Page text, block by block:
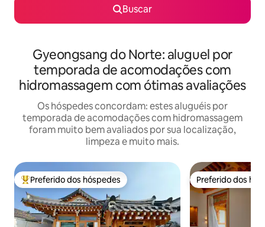
Buscar
Gyeongsang do Norte: aluguel por
temporada de acomodações com
hidromassagem com ótimas avaliações
Os hóspedes concordam: estes aluguéis por
temporada de acomodações com hidromassagem
foram muito bem avaliados por sua localização,
limpeza e muito mais.
Entre os melhores preferidos dos hóspedes
Preferido dos hóspedes Preferido dos
Preferido dos